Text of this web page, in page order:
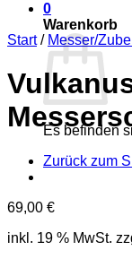
0
Warenkorb
Es befinden
Zurück zum
Start / Messer/
69,00 €
inkl. 19 % MwSt.